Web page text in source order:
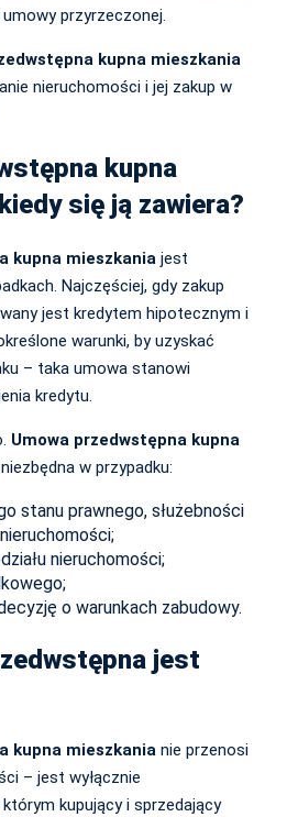
przyrzeczonej.
kupna mieszkania
nieruchomości i jej zakup w
kupna
się ją zawiera?
kupna mieszkania jest
Najczęściej, gdy zakup
jest kredytem hipotecznym i
warunki, by uzyskać
– taka umowa stanowi
kredytu.
Umowa przedwstępna kupna
w przypadku:
stanu prawnego, służebności
nieruchomości;
o warunkach zabudowy.
jest
kupna mieszkania nie przenosi
– jest wyłącznie
kupujący i sprzedający